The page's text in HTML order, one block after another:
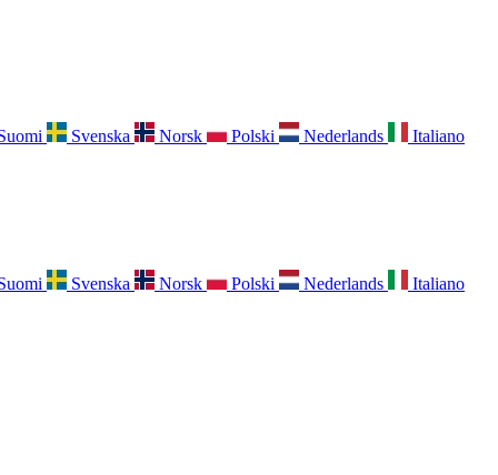
Svenska Norsk Polski Nederlands Italiano
Svenska Norsk Polski Nederlands
Italiano